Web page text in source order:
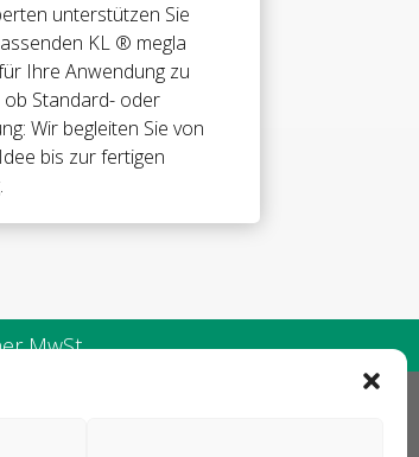
unterstützen Sie
KL ® megla
Ihre Anwendung zu
ob Standard- oder
Wir begleiten Sie von
bis zur fertigen
MwSt.